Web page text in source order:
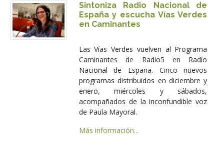
Sintoniza Radio Nacional de
España y escucha Vías Verdes
en Caminantes
Las Vías Verdes vuelven al Programa
Caminantes de Radio5 en Radio
Nacional de España. Cinco nuevos
programas distribuidos en diciembre y
enero, miércoles y sábados,
acompañados de la inconfundible voz
de Paula Mayoral.
Más información...